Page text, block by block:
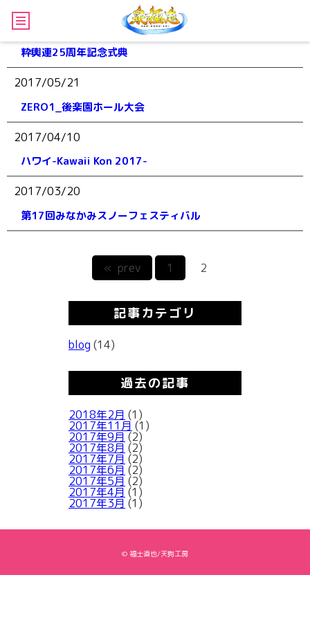
2017/05/28
粋輿連25周年記念式典
2017/05/21
ZERO1_後楽園ホール大会
2017/04/10
ハワイ-Kawaii Kon 2017-
2017/03/20
第17回みなかみスノーフェスティバル
« prev 1 2
記事カテゴリ
blog (14)
過去の記事
2018年2月 (1)
2017年11月 (1)
2017年9月 (2)
2017年8月 (2)
2017年7月 (2)
2017年6月 (2)
2017年5月 (2)
2017年4月 (1)
2017年3月 (1)
© 福士直也/天狗工房